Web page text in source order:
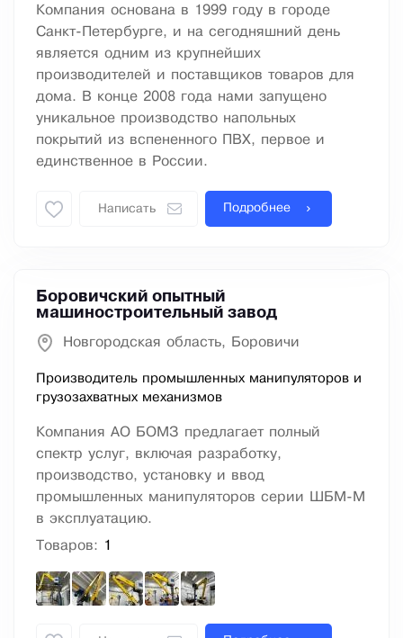
Компания основана в 1999 году в городе
Санкт-Петербурге, и на сегодняшний день
является одним из крупнейших
производителей и поставщиков товаров для
дома. В конце 2008 года нами запущено
уникальное производство напольных
покрытий из вспененного ПВХ, первое и
единственное в России.
Написать Подробнее
Боровичский опытный
машиностроительный завод
Новгородская область, Боровичи
Производитель промышленных манипуляторов и
грузозахватных механизмов
Компания АО БОМЗ предлагает полный
спектр услуг, включая разработку,
производство, установку и ввод
промышленных манипуляторов серии ШБМ-М
в эксплуатацию.
Товаров: 1